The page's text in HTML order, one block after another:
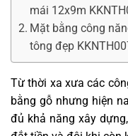
mái 12x9m
Mặt bằng công
tông đẹp
Từ thời xa xưa các
bằng gỗ nhưng hiện
đủ khả năng xây